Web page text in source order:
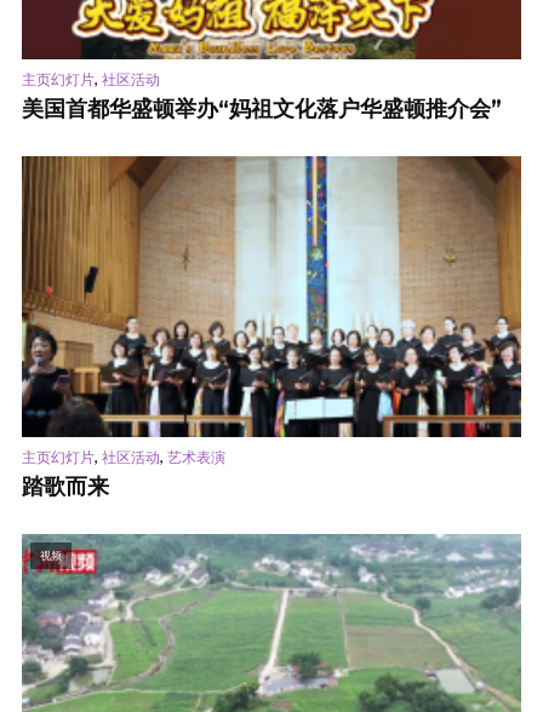
主页幻灯片, 社区活动
美国首都华盛顿举办“妈祖文化落户华盛顿推介会”
主页幻灯片, 社区活动, 艺术表演
踏歌而来
视频